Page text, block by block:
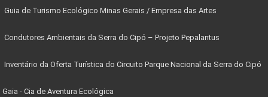
Guia de Turismo Ecológico Minas Gerais / Empresa das Artes
Condutores Ambientais da Serra do Cipó – Projeto Pepalantus
Inventário da Oferta Turística do Circuito Parque Nacional da Serra do Cipó
Gaia - Cia de Aventura Ecológica